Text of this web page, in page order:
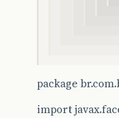
package
import